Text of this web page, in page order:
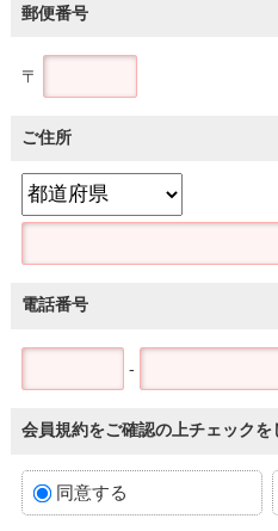
郵便番号
〒
ご住所
電話番号
-
会員規約をご確認の上チェックを
同意する